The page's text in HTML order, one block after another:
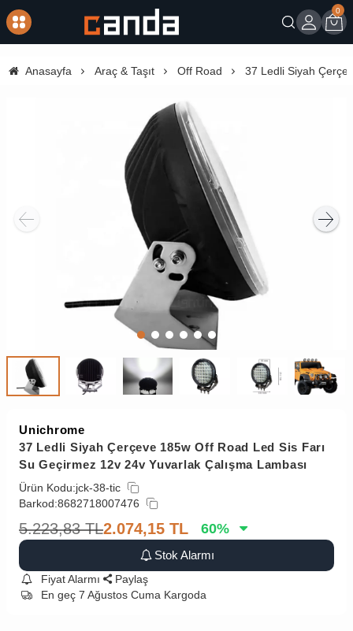
Giriş
0
Anasayfa Araç & Taşıt Off Road 37 Ledli Siyah
Unichrome
37 Ledli Siyah Çerçeve 185w Off Road Led Sis Farı
Su Geçirmez 12v 24v Yuvarlak Çalışma Lambası
Ürün Kodu:jck-38-tic
Barkod:8682718007476
5.223,83 TL2.074,15 TL 60%
Stok Alarmı
Fiyat Alarmı
Paylaş
En geç 7 Ağustos Cuma Kargoda